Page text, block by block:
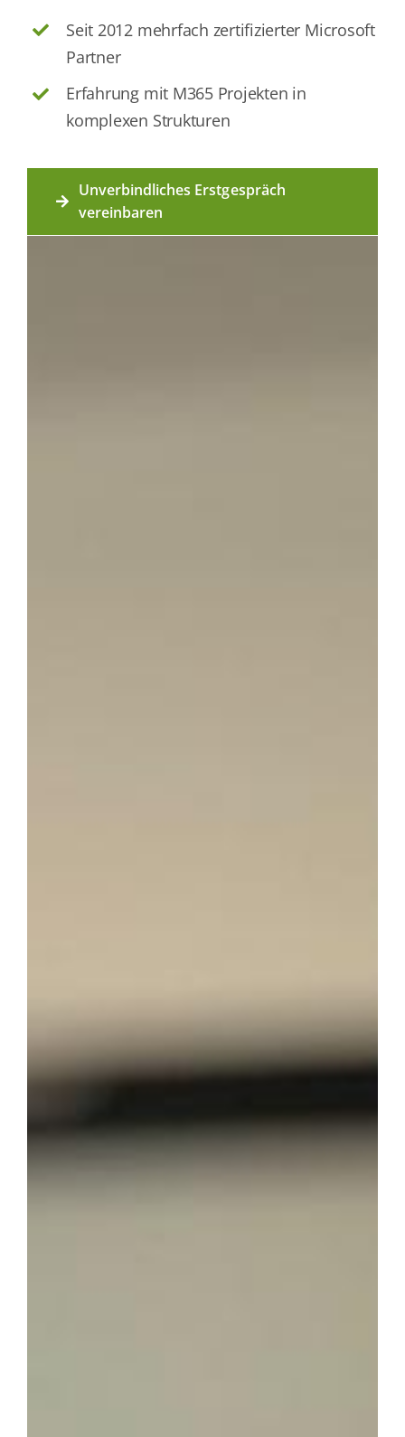
Seit 2012 mehrfach zertifizierter Microsoft
Partner
Erfahrung mit M365 Projekten in
komplexen Strukturen
Unverbindliches Erstgespräch
vereinbaren